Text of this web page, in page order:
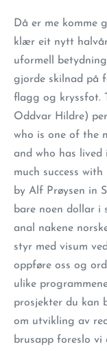
Då er me komme
klær eit nytt
uformell
gjorde skilnad på
flagg og kryssfot.
Oddvar Hildre)
who is one of the
and who has lived
much success with
by Alf Prøysen in
bare noen dollar i
anal nakene
styr med visum
oppføre oss og
ulike
prosjekter du kan
om utvikling av
brusapp foreslo